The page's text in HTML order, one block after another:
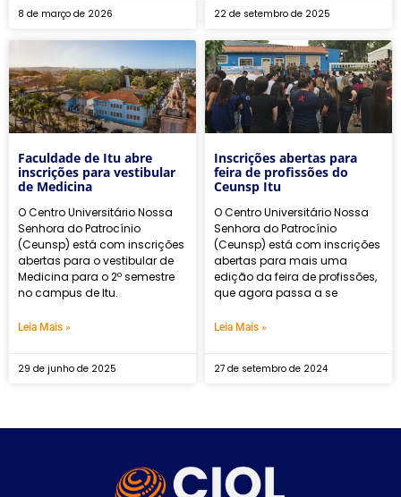
8 de março de 2026 22 de setembro de 2025
Faculdade de Itu abre
inscrições para vestibular
de Medicina
O Centro Universitário Nossa
Senhora do Patrocínio
(Ceunsp) está com inscrições
abertas para o vestibular de
Medicina para o 2º semestre
no campus de Itu.
Leia Mais »
29 de junho de 2025
Inscrições abertas para
feira de profissões do
Ceunsp Itu
O Centro Universitário Nossa
Senhora do Patrocínio
(Ceunsp) está com inscrições
abertas para mais uma
edição da feira de profissões,
que agora passa a se
Leia Mais »
27 de setembro de 2024